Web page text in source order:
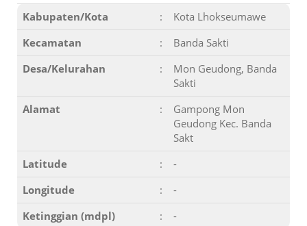
Kabupaten/Kota :
Kota Lhokseumawe
Kecamatan
:
Banda Sakti
Desa/Kelurahan
:
Mon Geudong, Banda
Sakti
Alamat
:
Gampong Mon
Geudong Kec. Banda
Sakt
Latitude
:
-
Longitude
:
-
Ketinggian (mdpl)
: -